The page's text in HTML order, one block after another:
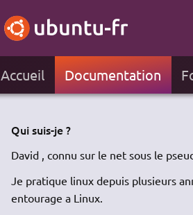
Accueil Documentation
Qui suis-je ?
David , connu sur le net sous le
Je pratique linux depuis plusieurs
entourage a Linux.